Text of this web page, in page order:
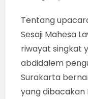
Tentang
Sesaji Mahesa
riwayat singkat
abdidalem
Surakarta
yang dibacakan